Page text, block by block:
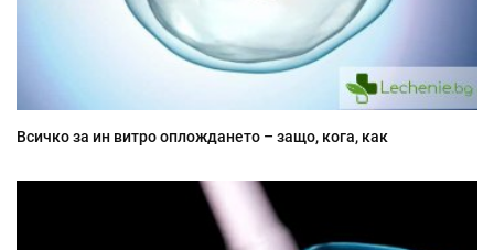
Всичко за ин витро оплождането – защо, кога, как